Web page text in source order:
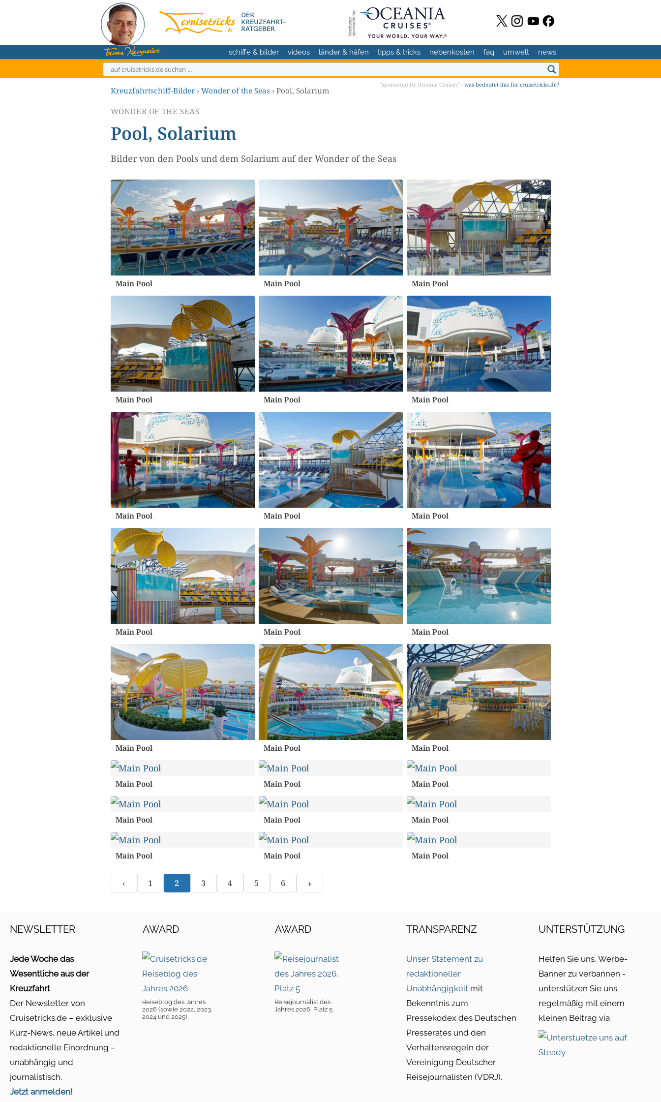
schiffe & bilder videos länder & häfen tipps & tricks nebenkosten faq umwelt news
"sponsored by Oceania Cruises" - was bedeutet das für cruisetricks.de?
Kreuzfahrtschiff-Bilder › Wonder of the Seas › Pool, Solarium
WONDER OF THE SEAS
Pool, Solarium
Bilder von den Pools und dem Solarium auf der Wonder of the Seas
Main Pool Main Pool Main Pool
Main Pool Main Pool Main Pool
Main Pool Main Pool Main Pool
Main Pool Main Pool Main Pool
Main Pool Main Pool Main Pool
Main Pool Main Pool Main Pool
Main Pool Main Pool Main Pool
Main Pool Main Pool Main Pool
‹ 1 2 3 4 5 6 ›
NEWSLETTER
Jede Woche das
Wesentliche aus der
Kreuzfahrt
Der Newsletter von
Cruisetricks.de – exklusive
Kurz-News, neue Artikel und
redaktionelle Einordnung –
unabhängig und
journalistisch.
Jetzt anmelden!
AWARD
Reiseblog des Jahres
2026 (sowie 2022, 2023,
2024 und 2025)
AWARD
Reisejournalist des
Jahres 2026, Platz 5
TRANSPARENZ
Unser Statement zu
redaktioneller
Unabhängigkeit mit
Bekenntnis zum
Pressekodex des Deutschen
Presserates und den
Verhaltensregeln der
Vereinigung Deutscher
Reisejournalisten (VDRJ).
UNTERSTÜTZUNG
Helfen Sie uns, Werbe-
Banner zu verbannen -
unterstützen Sie uns
regelmäßig mit einem
kleinen Beitrag via